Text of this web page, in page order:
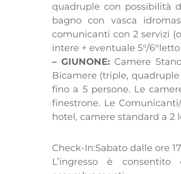
quadruple con possibilità
bagno con vasca
comunicanti con 2 servizi
intere + eventuale 5°/
– GIUNONE: Camere
Bicamere (triple,
fino a 5 persone. Le
finestrone. Le
hotel, camere standard a 2
Check-In:Sabato dalle ore
L’ingresso è